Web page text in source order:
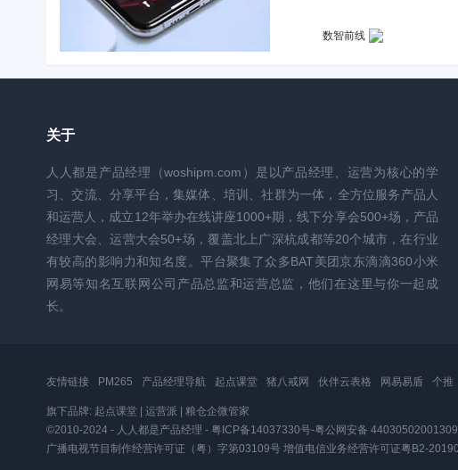
数智前线
关于
人人都是产品经理（woshipm.com）是以产品经理、运营为核心的学
习、交流、分享平台，集媒体、培训、社群为一体，全方位服务产品人
和运营人，成立12年举办在线讲座1000+期，线下分享会500+场，产品
经理大会、运营大会50+场，覆盖北上广深杭成都等20个城市，在行业
有较高的影响力和知名度。平台聚集了众多BAT美团京东滴滴360小米
网易等知名互联网公司产品总监和运营总监，他们在这里与你一起成
长。
友情链接 PM265 产品经理导航 起点课堂 猪八戒网 伙伴云表格 网易易盾 个推
旗下品牌: 起点课堂 运营派
粮仓企微管家
©2010-2024 - 人人都是产品经理 - 粤ICP备14037330号-粤公网安备
广播电视节目制作经营许可证（粤）字第03109号 增值电信业务经营许可证粤B2-